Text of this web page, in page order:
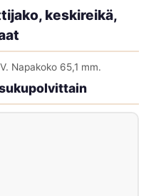
keskireikä,
Napakoko 65,1 mm.